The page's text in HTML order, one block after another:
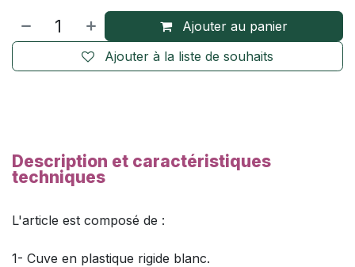
Ajouter au panier
Ajouter à la liste de souhaits
Description et caractéristiques
techniques
L'article est composé de :
1- Cuve en plastique rigide blanc.